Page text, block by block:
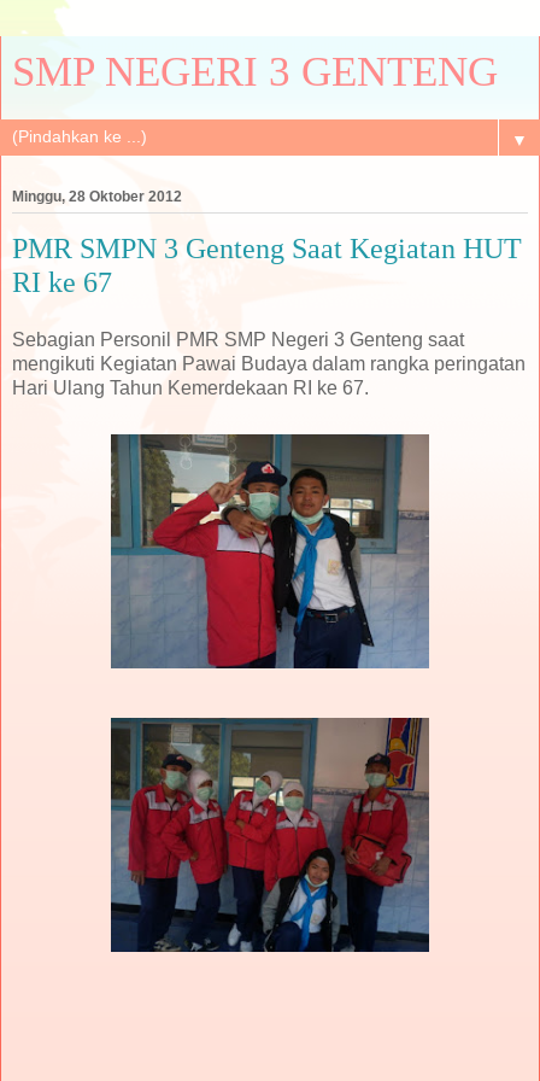
SMP NEGERI 3 GENTENG
▼
Minggu, 28 Oktober 2012
PMR SMPN 3 Genteng Saat Kegiatan HUT
RI ke 67
Sebagian Personil PMR SMP Negeri 3 Genteng saat
mengikuti Kegiatan Pawai Budaya dalam rangka peringatan
Hari Ulang Tahun Kemerdekaan RI ke 67.